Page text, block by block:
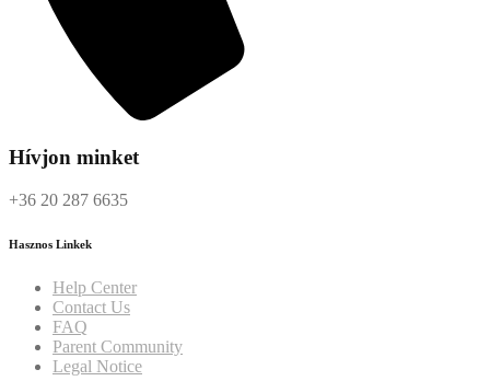
Hívjon minket
+36 20 287 6635
Hasznos Linkek
Help Center
Contact Us
FAQ
Parent Community
Legal Notice